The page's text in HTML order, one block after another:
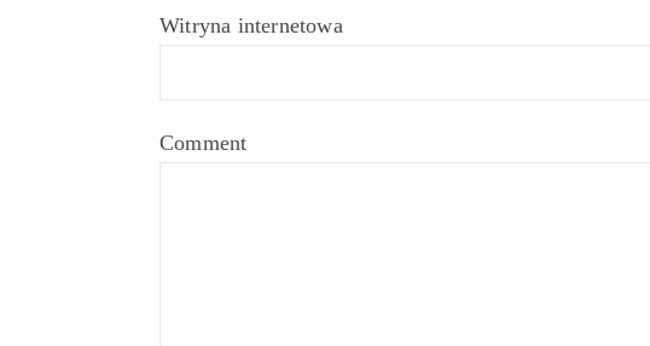
Witryna internetowa
Comment